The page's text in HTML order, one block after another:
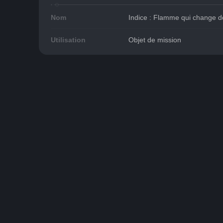
Nom Indice : Flamme qui change
Utilisation Objet de mission